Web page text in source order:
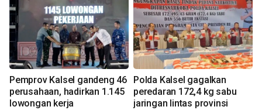
Pemprov Kalsel gandeng 46
perusahaan, hadirkan 1.145
lowongan kerja
Polda Kalsel gagalkan
peredaran 172,4 kg sabu
jaringan lintas provinsi